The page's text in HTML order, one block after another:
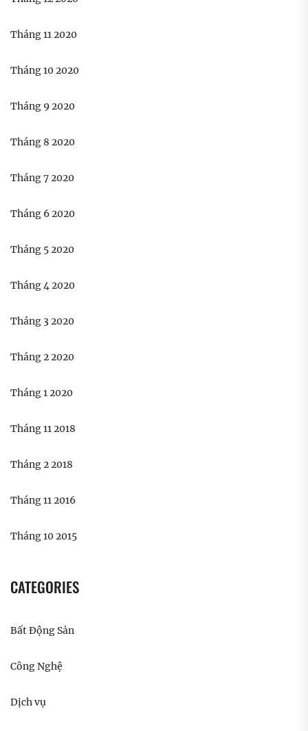
Tháng 11 2020
Tháng 10 2020
Tháng 9 2020
Tháng 8 2020
Tháng 7 2020
Tháng 6 2020
Tháng 5 2020
Tháng 4 2020
Tháng 3 2020
Tháng 2 2020
Tháng 1 2020
Tháng 11 2018
Tháng 2 2018
Tháng 11 2016
Tháng 10 2015
CATEGORIES
Bất Động Sản
Công Nghệ
Dịch vụ